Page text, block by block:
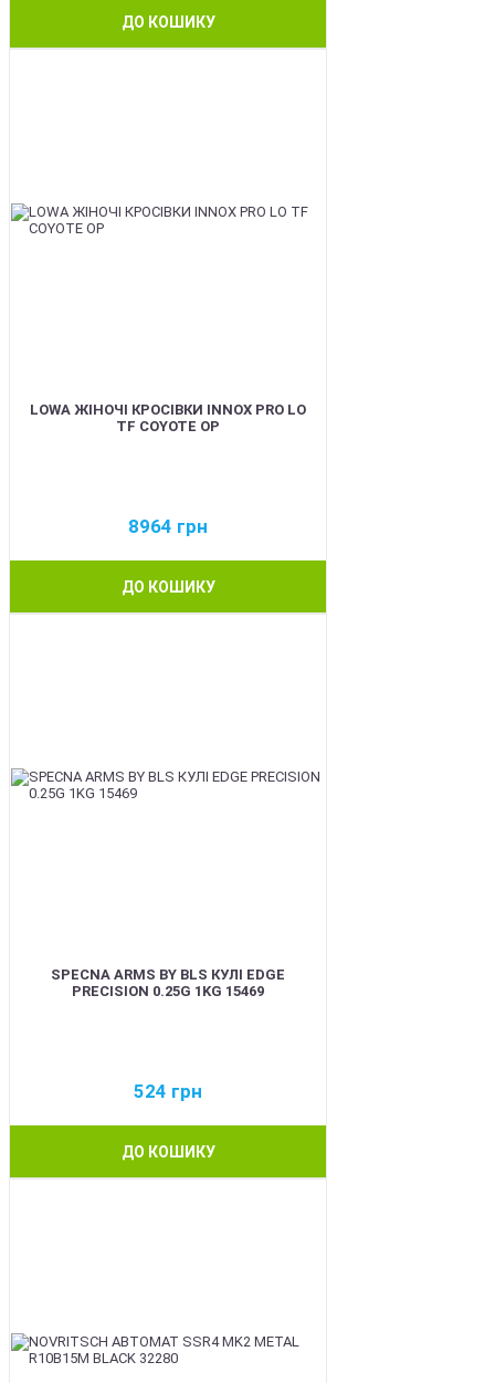
ДО КОШИКУ
LOWA ЖІНОЧІ КРОСІВКИ INNOX PRO LO
TF COYOTE OP
8964 грн
ДО КОШИКУ
SPECNA ARMS BY BLS КУЛІ EDGE
PRECISION 0.25G 1KG 15469
524 грн
ДО КОШИКУ